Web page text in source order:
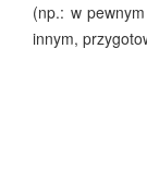
(np.: w
innym,